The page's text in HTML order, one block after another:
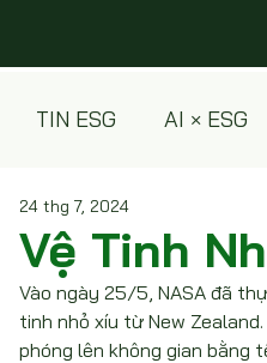
TIN ESG AI × ESG
Products
Vệ Tinh
24 thg 7, 2024
Vào ngày 25/5, NASA đã
tinh nhỏ xíu từ New
phóng lên không gian bằng